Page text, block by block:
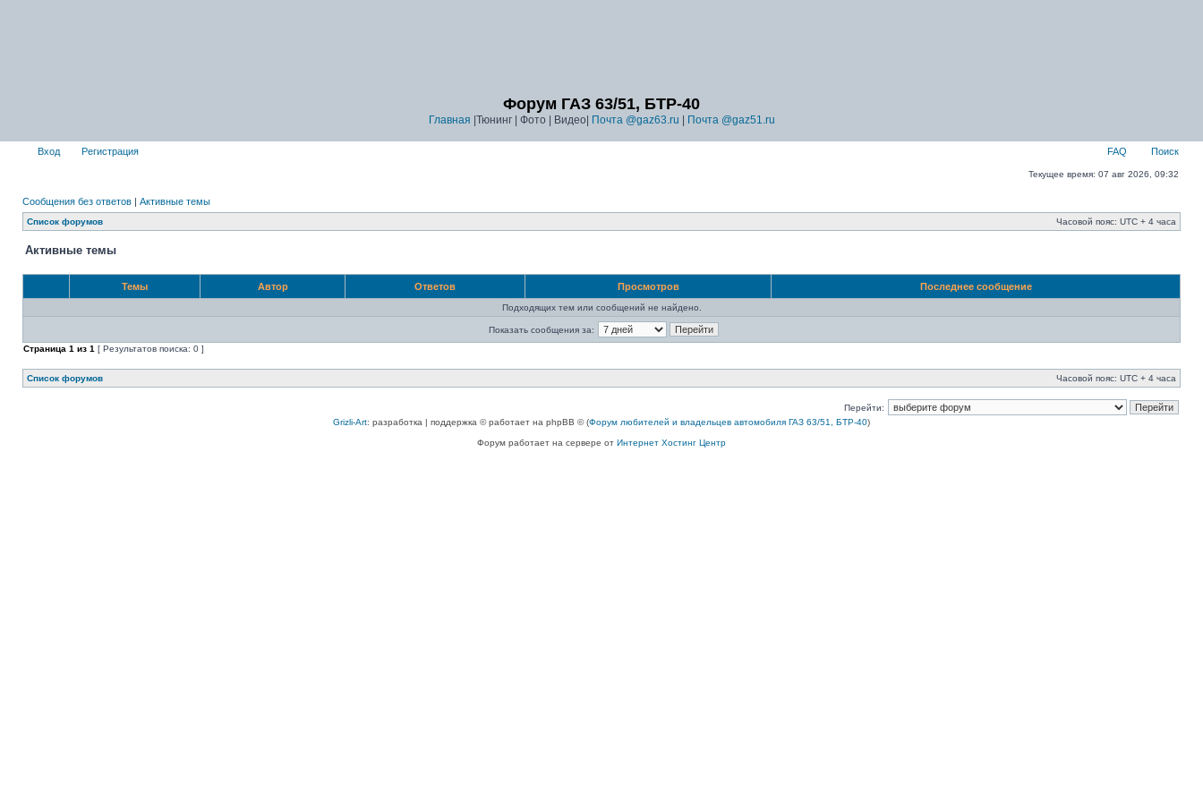
Форум ГАЗ 63/51, БТР-40
Главная |Тюнинг | Фото | Видео| Почта @gaz63.ru Почта @gaz51.ru
Вход Регистрация FAQ Поиск
Текущее время: 07 авг 2026, 09:32
Сообщения без ответов | Активные темы
Список форумов Часовой пояс: UTC + 4 часа
Активные темы
Темы Автор Ответов Просмотров Последнее сообщение
Подходящих тем или сообщений не найдено.
Показать сообщения за:
Страница 1 из 1 [ Результатов поиска: 0 ]
Список форумов Часовой пояс: UTC + 4 часа
Перейти:
Grizli-Art: разработка | поддержка © работает на phpBB © (Форум любителей и владельцев автомобиля ГАЗ 63/51, БТР-40)
Форум работает на сервере от Интернет Хостинг Центр